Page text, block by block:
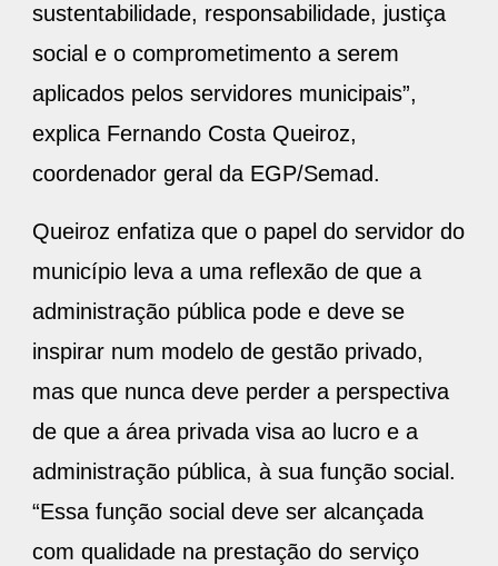
sustentabilidade, responsabilidade, justiça
social e o comprometimento a serem
aplicados pelos servidores municipais”,
explica Fernando Costa Queiroz,
coordenador geral da EGP/Semad.
Queiroz enfatiza que o papel do servidor do
município leva a uma reflexão de que a
administração pública pode e deve se
inspirar num modelo de gestão privado,
mas que nunca deve perder a perspectiva
de que a área privada visa ao lucro e a
administração pública, à sua função social.
“Essa função social deve ser alcançada
com qualidade na prestação do serviço